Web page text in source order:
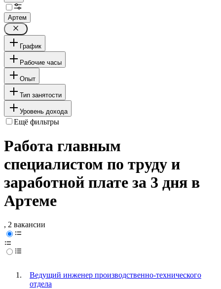
Артем
График
Рабочие часы
Опыт
Тип занятости
Уровень дохода
Ещё фильтры
Работа главным
специалистом по труду и
заработной плате за 3 дня в
Артеме
, 2 вакансии
Ведущий инженер производственно-технического
отдела